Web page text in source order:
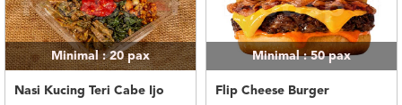
Minimal : 20pax
Nasi Kucing Teri Cabe Ijo
Minimal : 50pax
Flip Cheese Burger